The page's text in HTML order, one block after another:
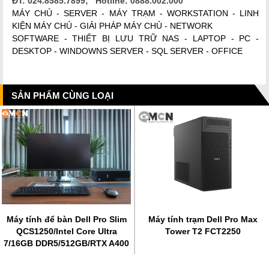
MÁY CHỦ - SERVER - MÁY TRẠM - WORKSTATION - LINH
KIỆN MÁY CHỦ - GIẢI PHÁP MÁY CHỦ - NETWORK
SOFTWARE - THIẾT BỊ LƯU TRỮ NAS - LAPTOP - PC -
DESKTOP - WINDOWNS SERVER - SQL SERVER - OFFICE
SẢN PHẨM CÙNG LOẠI
Máy tính để bàn Dell Pro Slim
QCS1250/Intel Core Ultra
7/16GB DDR5/512GB/RTX A400
Máy tính trạm Dell Pro Max
Tower T2 FCT2250